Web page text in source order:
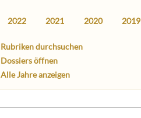
2022 2021 2020 2019
Rubriken durchsuchen
Dossiers öffnen
Alle Jahre anzeigen